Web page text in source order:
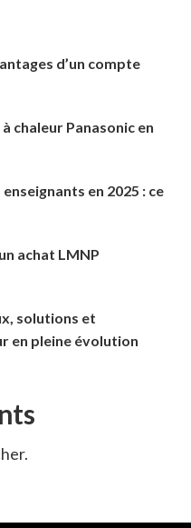
d’un compte
chaleur Panasonic en
en 2025 : ce
achat LMNP
solutions et
en pleine évolution